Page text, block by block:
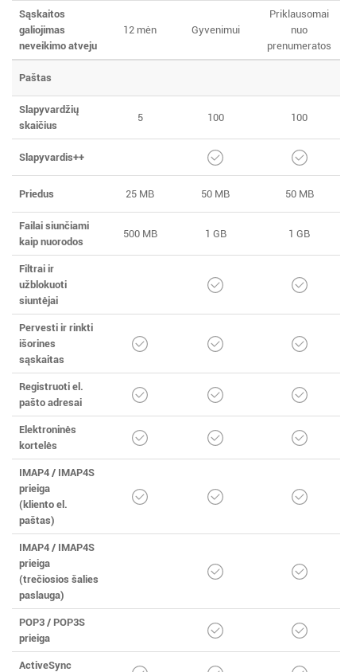
Sąskaitos
galiojimas
neveikimo atveju
12 mėn Gyvenimui
Priklausomai
nuo
prenumeratos
Paštas
Slapyvardžių
skaičius
5 100 100
Slapyvardis++
Priedus 25 MB 50 MB 50 MB
Failai siunčiami
kaip nuorodos
500 MB 1 GB 1 GB
Filtrai ir
užblokuoti
siuntėjai
Pervesti ir rinkti
išorines
sąskaitas
Registruoti el.
pašto adresai
Elektroninės
kortelės
IMAP4 / IMAP4S
prieiga
(kliento el.
paštas)
IMAP4 / IMAP4S
prieiga
(trečiosios šalies
paslauga)
POP3 / POP3S
prieiga
ActiveSync